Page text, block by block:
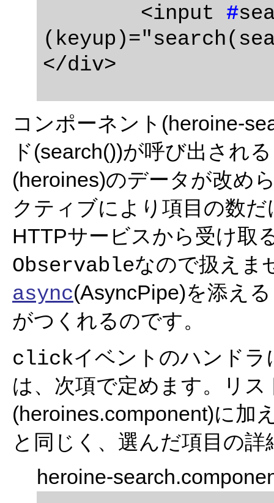
	<input
#
コンポーネント(heroine-
ド(search())が呼び出され
(heroines)のデータが改め
クティブにより項目の数
HTTPサービスから受け取
Observableなので扱えま
async(AsyncPipe)を添え
がつくれるのです。
clickイベントのハンド
は、次項で定めます。リ
(heroines.component)に加
と同じく、選んだ項目の
heroine-